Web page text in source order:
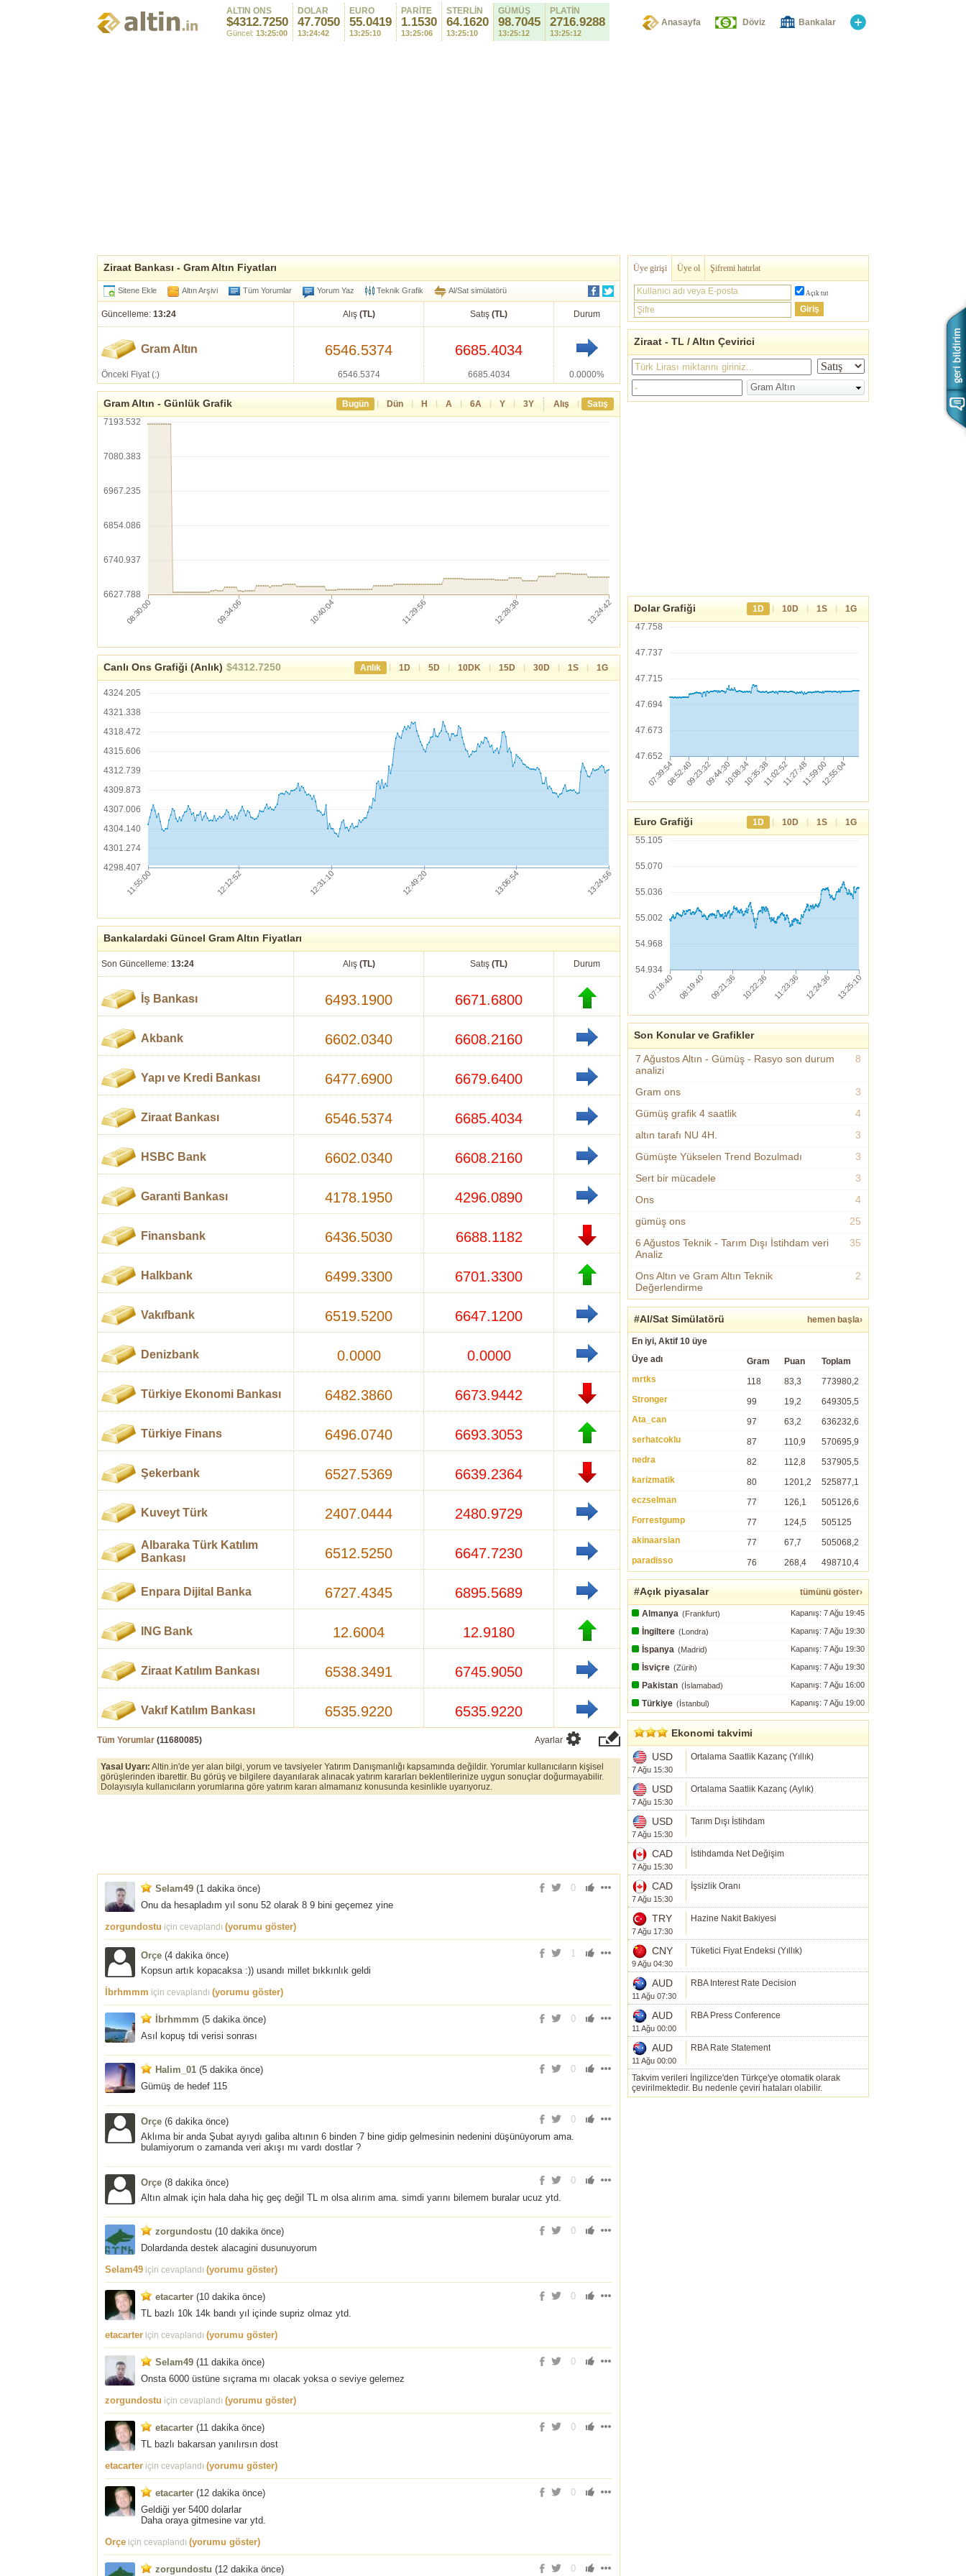
ALTIN ONS
$4312.7250
Güncel: 13:25:00
DOLAR
47.7050
13:24:42
EURO
55.0419
13:25:10
PARİTE
1.1530
13:25:06
STERLİN
64.1620
13:25:10
GÜMÜŞ
98.7045
13:25:12
PLATİN
2716.9288
13:25:12
Anasayfa Döviz Bankalar
Ziraat Bankası - Gram Altın Fiyatları
Sitene Ekle Altın Arşivi Tüm Yorumlar Yorum Yaz Teknik Grafik Al/Sat simülatörü
Güncelleme: 13:24 Alış (TL) Satış (TL) Durum
Gram Altın 6546.5374 6685.4034
Önceki Fiyat (:) 6546.5374 6685.4034 0.0000%
Gram Altın - Günlük Grafik Alış | Satış
Bugün | Dün | H | A | 6A | Y |
3Y
7193.532
7080.383
6967.235
6854.086
6740.937
6627.788
Canlı Ons Grafiği (Anlık) $4312.7250 Anlık | 1D | 5D | 10DK | 15D | 30D | 1S | 1G
4324.205
4321.338
4318.472
4315.606
4312.739
4309.873
4307.006
4304.140
4301.274
4298.407
Bankalardaki Güncel Gram Altın Fiyatları
Son Güncelleme: 13:24 Alış (TL) Satış (TL) Durum
İş Bankası 6493.1900 6671.6800
Akbank 6602.0340 6608.2160
Yapı ve Kredi Bankası 6477.6900 6679.6400
Ziraat Bankası 6546.5374 6685.4034
HSBC Bank 6602.0340 6608.2160
Garanti Bankası 4178.1950 4296.0890
Finansbank 6436.5030 6688.1182
Halkbank 6499.3300 6701.3300
Vakıfbank 6519.5200 6647.1200
Denizbank 0.0000 0.0000
Türkiye Ekonomi Bankası 6482.3860 6673.9442
Türkiye Finans 6496.0740 6693.3053
Şekerbank 6527.5369 6639.2364
Kuveyt Türk 2407.0444 2480.9729
Albaraka Türk Katılım
Bankası
6512.5250 6647.7230
Enpara Dijital Banka 6727.4345 6895.5689
ING Bank 12.6004 12.9180
Ziraat Katılım Bankası 6538.3491 6745.9050
Vakıf Katılım Bankası 6535.9220 6535.9220
Tüm Yorumlar (11680085) Ayarlar
Yasal Uyarı: Altin.in'de yer alan bilgi, yorum ve tavsiyeler Yatırım Danışmanlığı kapsamında değildir. Yorumlar kullanıcıların kişisel
görüşlerinden ibarettir. Bu görüş ve bilgilere dayanılarak alınacak yatırım kararları beklentilerinize uygun sonuçlar doğurmayabilir.
Dolayısıyla kullanıcıların yorumlarına göre yatırım kararı almamanız konusunda kesinlikle uyarıyoruz.
0
Selam49 (1 dakika önce)
Onu da hesapladım yıl sonu 52 olarak 8 9 bini geçemez yine
zorgundostu için cevaplandı (yorumu göster)
1
Orçe (4 dakika önce)
Kopsun artık kopacaksa :)) usandı millet bıkkınlık geldi
İbrhmmm için cevaplandı (yorumu göster)
0
İbrhmmm (5 dakika önce)
Asıl kopuş tdi verisi sonrası
0
Halim_01 (5 dakika önce)
Gümüş de hedef 115
0
Orçe (6 dakika önce)
Aklıma bir anda Şubat ayıydı galiba altının 6 binden 7 bine gidip gelmesinin nedenini düşünüyorum ama.
bulamiyorum o zamanda veri akışı mı vardı dostlar ?
0
Orçe (8 dakika önce)
Altın almak için hala daha hiç geç değil TL m olsa alırım ama. simdi yarını bilemem buralar ucuz ytd.
0
zorgundostu (10 dakika önce)
Dolardanda destek alacagini dusunuyorum
Selam49 için cevaplandı (yorumu göster)
0
etacarter (10 dakika önce)
TL bazlı 10k 14k bandı yıl içinde supriz olmaz ytd.
etacarter için cevaplandı (yorumu göster)
0
Selam49 (11 dakika önce)
Onsta 6000 üstüne sıçrama mı olacak yoksa o seviye gelemez
zorgundostu için cevaplandı (yorumu göster)
0
etacarter (11 dakika önce)
TL bazlı bakarsan yanılırsın dost
etacarter için cevaplandı (yorumu göster)
0
etacarter (12 dakika önce)
Geldiği yer 5400 dolarlar
Daha oraya gitmesine var ytd.
Orçe için cevaplandı (yorumu göster)
0
zorgundostu (12 dakika önce)
Üye girişi Üye ol Şifremi hatırlat
Kullanıcı adı veya E-posta Açık tut
Şifre
Ziraat - TL / Altın Çevirici
Gram Altın
Dolar Grafiği 1D | 10D | 1S |
1G
47.758
47.737
47.715
47.694
47.673
47.652
Euro Grafiği 1D | 10D | 1S |
1G
55.105
55.070
55.036
55.002
54.968
54.934
Son Konular ve Grafikler
7 Ağustos Altın - Gümüş - Rasyo son durum
analizi
8
Gram ons
3
Gümüş grafik 4 saatlik
4
altın tarafı NU 4H.
3
Gümüşte Yükselen Trend Bozulmadı
3
Sert bir mücadele
3
Ons
4
gümüş ons
25
6 Ağustos Teknik - Tarım Dışı İstihdam veri
Analiz
35
Ons Altın ve Gram Altın Teknik
Değerlendirme
2
#Al/Sat Simülatörü hemen başla›
En iyi, Aktif 10 üye
Üye adı
Gram Puan
Toplam
mrtks
118 83,3
773980,2
Stronger
99 19,2
649305,5
Ata_can
97 63,2
636232,6
serhatcoklu
87 110,9
570695,9
nedra
82 112,8
537905,5
karizmatik
80 1201,2
525877,1
eczselman
77 126,1
505126,6
Forrestgump
77 124,5
505125
akinaarslan
77 67,7
505068,2
paradisso
76 268,4 498710,4
#Açık piyasalar tümünü göster›
Almanya (Frankfurt) Kapanış: 7 Ağu 19:45
İngiltere (Londra) Kapanış: 7 Ağu 19:30
İspanya (Madrid) Kapanış: 7 Ağu 19:30
İsviçre (Zürih) Kapanış: 7 Ağu 19:30
Pakistan (İslamabad) Kapanış: 7 Ağu 16:00
Türkiye (İstanbul) Kapanış: 7 Ağu 19:00
Ekonomi takvimi
USD
7 Ağu 15:30
Ortalama Saatlik Kazanç (Yıllık)
USD
7 Ağu 15:30
Ortalama Saatlik Kazanç (Aylık)
USD
7 Ağu 15:30
Tarım Dışı İstihdam
CAD
7 Ağu 15:30
İstihdamda Net Değişim
CAD
7 Ağu 15:30
İşsizlik Oranı
TRY
7 Ağu 17:30
Hazine Nakit Bakiyesi
CNY
9 Ağu 04:30
Tüketici Fiyat Endeksi (Yıllık)
AUD
11 Ağu 07:30
RBA Interest Rate Decision
AUD
11 Ağu 00:00
RBA Press Conference
AUD
11 Ağu 00:00
RBA Rate Statement
Takvim verileri İngilizce'den Türkçe'ye otomatik olarak
çevirilmektedir. Bu nedenle çeviri hataları olabilir.